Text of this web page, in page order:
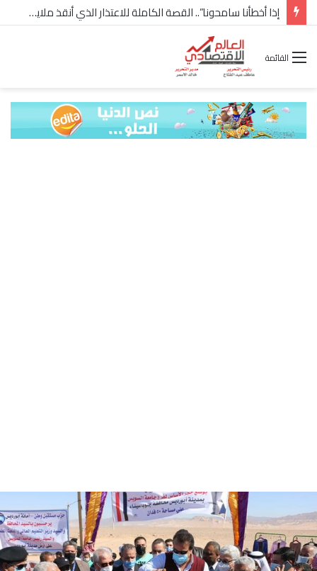
شركة “Scope Developments” تعلن تولي أحمد كمال عيسى منصب الرئيس التنفيذي للقطاع التجاري
القائمة